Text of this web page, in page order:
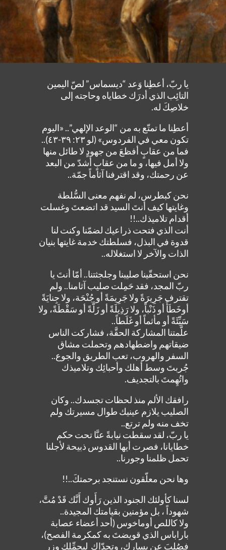
يا ربّ، أعطِنا وَعد “ديسماس” لصّ اليمين
التائِب الذي أدرَك خطاياه وحاجته إلى
خلاصِكَ له.
أعطِنا ما تمتّع به من “الوعد الإلهي”.. «اليوم
تكون معي في الفردوس» (لو ٢٣: ٣٩-٤٣)..
فما من عقابٍ أفظعَ من جهودٍ لا طائل منها
ولا أمل فيها، و ما من عقابٍ أشدّ من البعد
عن رحمتك، وقد اقترفنا آثاماً جمّة..
نحن كبطرس، لم نفهم معنى السُّلطة
وغايتها كيف أنتَ السيد قد اتضعتَ وغسلت
أقدام تلاميذك..!!
أنت الذي فتحت ذراعيك لضمّنا وكنت لنا
قدوة في البذل، فسلطتك خدمة غايتها بنيان
الذات والآخر لا استغلاله..
نحن استحقّينا صليبنا وجلجثتنا.. أمّا أنتَ يا
ربّ المجد، فقد حَمِلت صليب آثامنا.. ولم
تقترف جَرِيرَةً ولا جَرِيمَةً أو جُنْحَة، ولا جِنايَةً
أوخَطَأً أو ذَنْباً، ولا رَذِيلَةً أو زَلَّةً أو سَقْطَةً، ولا
سَيِّئَةً أو مأثماً أو غَلَطاً..
علَّمتنا المشاركة الحقَّة، فشاركت الناس
ضيقاتهم واضطهادهم وتحملت مشاق
السفر والهروب، تعب الطريق والجوع..
جُربتَ وسط أهلك وأحبائِك وتلاميذك
واتُهِمتَ بالتجديف.
رافقك الألم منذ لحظات تجسدك.. وكان
الصليب يلازم عينيك طوال مسيرتك ولم
تخف منه ولم ترتع..
يا ربّ، لقد سقطت نيابةً عنَّا تحت حكم
خطايانا، فصرت أيها القدوس ذبيحة لأجلنا
تحمل ظلمنا وجورنا..
وها نحن معلّقون نستنجد برحمتكَ..!!
لسنا كأولئك الجنود الذين رَأَوك أَنَّك قَدْ مُتَّ،
شهوداً ، بل مؤمنين بقيامتك المجيدة..
ولا كاللص أوماخوس (أحد أعضاء عصابة
باراباس الذي قويضتَ به كمكرمة الفصح)،
فصُلبَ عن يسارك، وتحدّاك ليحمِّلك وزر